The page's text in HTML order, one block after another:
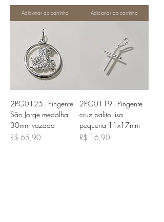
Adicionar ao carrinho Adicionar ao carrinho
2PG0125 - Pingente
São Jorge medalha
30mm vazada
Preço
R$ 65,90
2PG0119 - Pingente
cruz palito lisa
pequena 11x17mm
Preço
R$ 16,90